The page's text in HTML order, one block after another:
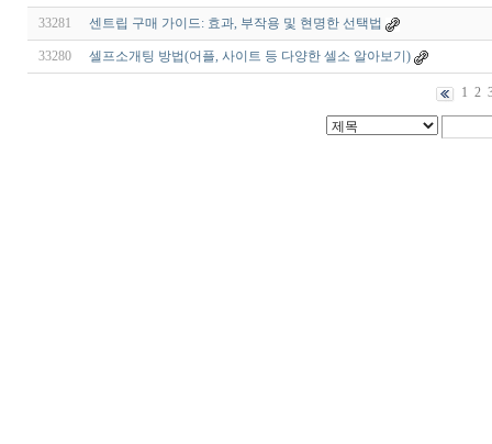
33281 센트립 구매 가이드: 효과, 부작용 및 현명한 선택법
33280 셀프소개팅 방법(어플, 사이트 등 다양한 셀소 알아보기)
1 2